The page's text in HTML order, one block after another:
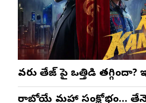
వరుణ్ తేజ్‌ పై ఒత్తిడి
రాబోయే మహా సంక్షోభం…